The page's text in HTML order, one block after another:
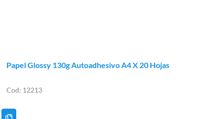
Papel Glossy 130g Autoadhesivo A4 X 20 Hojas
12213